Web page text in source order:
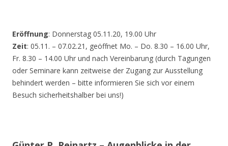
Eröffnung: Donnerstag 05.11.20, 19.00 Uhr
Zeit: 05.11. – 07.02.21, geöffnet Mo. – Do. 8.30 – 16.00 Uhr,
Fr. 8.30 – 14.00 Uhr und nach Vereinbarung (durch Tagungen
oder Seminare kann zeitweise der Zugang zur Ausstellung
behindert werden – bitte informieren Sie sich vor einem
Besuch sicherheitshalber bei uns!)